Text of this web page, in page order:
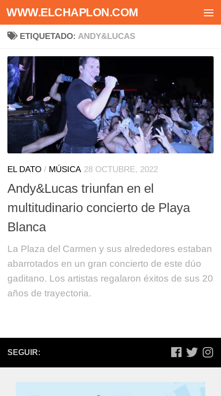
Saltar al contenido
WWW.ELCHAPLON.COM
ETIQUETADO: ANDY&LUCAS
EL DATO / MÚSICA 28 OCTUBRE, 2022
Andy&Lucas triunfan en el
multitudinario concierto de Playa
Blanca
La Plaza del Carmen y sus alrededores estaban
abarrotados en un gran concierto de este dúo
gaditano. Los artistas regalaron éxitos de sus 20
años de trayectoria.
SEGUIR: